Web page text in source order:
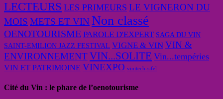
LECTEURS LES PRIMEURS LE VIGNERON DU
MOIS METS ET VIN Non classé
OENOTOURISME PAROLE D'EXPERT SAGA DU VIN
SAINT-EMILION JAZZ FESTIVAL VIGNE & VIN VIN &
ENVIRONNEMENTVIN...SOLITE Vin...tempéries
VIN ET PATRIMOINE VINEXPO vinitech-sifel
Cité du Vin : le phare de l’oenotourisme